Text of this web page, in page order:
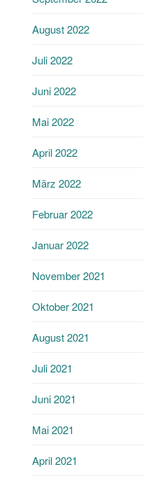
August 2022
Juli 2022
Juni 2022
Mai 2022
April 2022
März 2022
Februar 2022
Januar 2022
November 2021
Oktober 2021
August 2021
Juli 2021
Juni 2021
Mai 2021
April 2021